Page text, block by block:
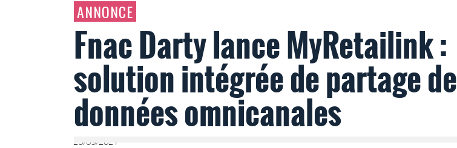
ANNONCE
Fnac Darty lance MyRetailink :
solution intégrée de partage de
données omnicanales
23/09/2021